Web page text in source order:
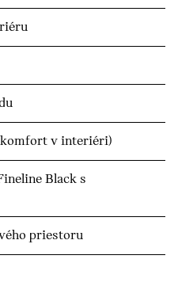
v interiéri)
Black s
priestoru